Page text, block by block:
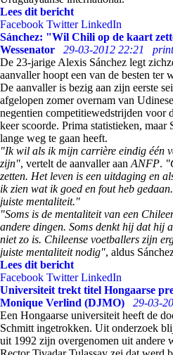
Lees dit bericht
Facebook Twitter LinkedIn
Sánchez: "Wil Chili op de kaart
Wessenator
29-03-2012 22:21
print
De 23-jarige Alexis Sánchez legt
aanvaller hoopt een van de besten ter
De aanvaller is bezig aan zijn eerste
afgelopen zomer overnam van
negentien competitiewedstrijden voor
keer scoorde. Prima statistieken, maar
lange weg te gaan heeft.
"Ik wil als ik mijn carrière eindig één
zijn", vertelt de aanvaller aan ANFP.
zetten. Het leven is een uitdaging en
ik zien wat ik goed en fout heb
juiste mentaliteit."
"Soms is de mentaliteit van een
andere dingen. Soms denkt hij dat hij
niet zo is. Chileense voetballers zijn
juiste mentaliteit nodig", aldus
Lees dit bericht
Facebook Twitter LinkedIn
Universiteit trekt titel Hongaarse
Monique Verlind (DJMO)
29-03-
Een Hongaarse universiteit heeft de
Schmitt ingetrokken. Uit onderzoek
uit 1992 zijn overgenomen uit andere